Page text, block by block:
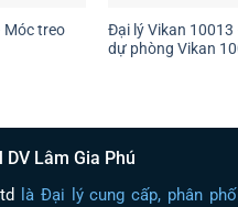
Móc treo
Đại lý Vikan
dự phòng Vikan
DV Lâm Gia Phú
là Đại lý cung cấp, phân